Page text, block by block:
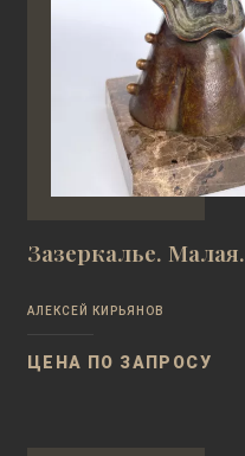
Зазеркалье. Малая.
АЛЕКСЕЙ КИРЬЯНОВ
ЦЕНА ПО ЗАПРОСУ